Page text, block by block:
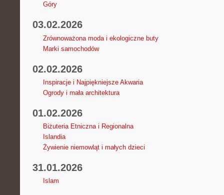
Góry
03.02.2026
Zrównoważona moda i ekologiczne buty
Marki samochodów
02.02.2026
Inspiracje i Najpiękniejsze Akwaria
Ogrody i mała architektura
01.02.2026
Biżuteria Etniczna i Regionalna
Islandia
Żywienie niemowląt i małych dzieci
31.01.2026
Islam